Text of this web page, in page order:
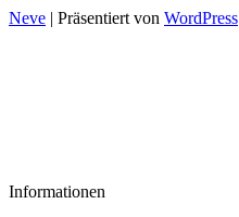
Neve | Präsentiert von WordPress
Informationen